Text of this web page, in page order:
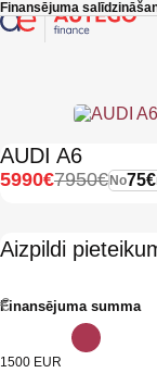
Skip to main content
Finansējuma
AUDI A6
No75€
7950€
5990€
Aizpildi
Finansējuma summa
€
1500 EUR